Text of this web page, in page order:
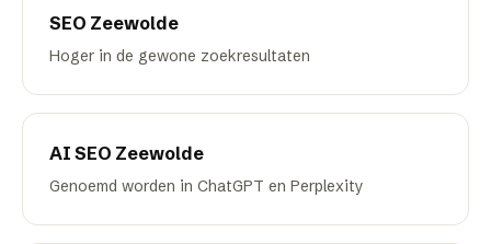
SEO Zeewolde
Hoger in de gewone zoekresultaten
AI SEO Zeewolde
Genoemd worden in ChatGPT en Perplexity